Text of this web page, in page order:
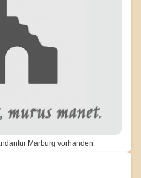
Marburg vorhanden.